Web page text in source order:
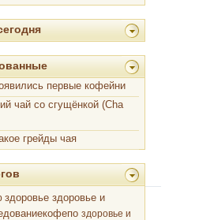
первые кофейни
чай со сгущёнкой (Cha
грейды чая
здоровье здоровье и
здоровье и